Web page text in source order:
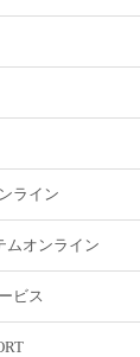
ライン
ムオンライン
ビス